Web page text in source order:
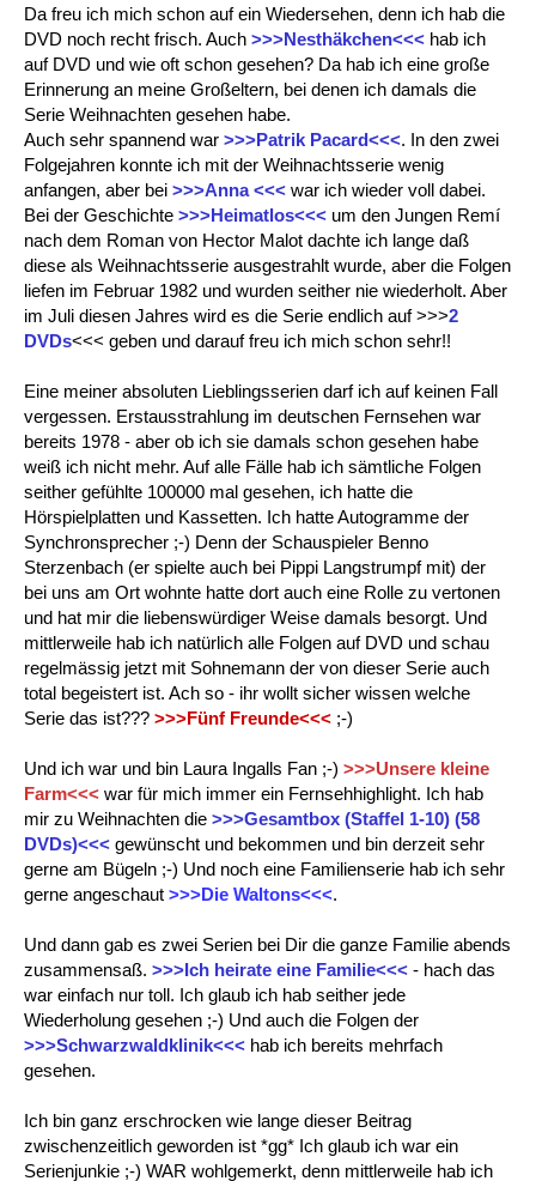
Da freu ich mich schon auf ein Wiedersehen, denn ich hab die
DVD noch recht frisch. Auch >>>Nesthäkchen<<< hab ich
auf DVD und wie oft schon gesehen? Da hab ich eine große
Erinnerung an meine Großeltern, bei denen ich damals die
Serie Weihnachten gesehen habe.
Auch sehr spannend war >>>Patrik Pacard<<<. In den zwei
Folgejahren konnte ich mit der Weihnachtsserie wenig
anfangen, aber bei >>>Anna <<< war ich wieder voll dabei.
Bei der Geschichte >>>Heimatlos<<< um den Jungen Remí
nach dem Roman von Hector Malot dachte ich lange daß
diese als Weihnachtsserie ausgestrahlt wurde, aber die Folgen
liefen im Februar 1982 und wurden seither nie wiederholt. Aber
im Juli diesen Jahres wird es die Serie endlich auf >>>2
DVDs<<< geben und darauf freu ich mich schon sehr!!
Eine meiner absoluten Lieblingsserien darf ich auf keinen Fall
vergessen. Erstausstrahlung im deutschen Fernsehen war
bereits 1978 - aber ob ich sie damals schon gesehen habe
weiß ich nicht mehr. Auf alle Fälle hab ich sämtliche Folgen
seither gefühlte 100000 mal gesehen, ich hatte die
Hörspielplatten und Kassetten. Ich hatte Autogramme der
Synchronsprecher ;-) Denn der Schauspieler Benno
Sterzenbach (er spielte auch bei Pippi Langstrumpf mit) der
bei uns am Ort wohnte hatte dort auch eine Rolle zu vertonen
und hat mir die liebenswürdiger Weise damals besorgt. Und
mittlerweile hab ich natürlich alle Folgen auf DVD und schau
regelmässig jetzt mit Sohnemann der von dieser Serie auch
total begeistert ist. Ach so - ihr wollt sicher wissen welche
Serie das ist??? >>>Fünf Freunde<<< ;-)
Und ich war und bin Laura Ingalls Fan ;-) >>>Unsere kleine
Farm<<< war für mich immer ein Fernsehhighlight. Ich hab
mir zu Weihnachten die >>>Gesamtbox (Staffel 1-10) (58
DVDs)<<< gewünscht und bekommen und bin derzeit sehr
gerne am Bügeln ;-) Und noch eine Familienserie hab ich sehr
gerne angeschaut >>>Die Waltons<<<.
Und dann gab es zwei Serien bei Dir die ganze Familie abends
zusammensaß. >>>Ich heirate eine Familie<<< - hach das
war einfach nur toll. Ich glaub ich hab seither jede
Wiederholung gesehen ;-) Und auch die Folgen der
>>>Schwarzwaldklinik<<< hab ich bereits mehrfach
gesehen.
Ich bin ganz erschrocken wie lange dieser Beitrag
zwischenzeitlich geworden ist *gg* Ich glaub ich war ein
Serienjunkie ;-) WAR wohlgemerkt, denn mittlerweile hab ich